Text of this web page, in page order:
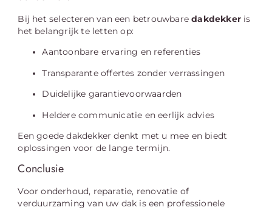
Bij het selecteren van een betrouwbaredakdekker is
het belangrijk te letten op:
Aantoonbare ervaring en referenties
Transparante offertes zonder verrassingen
Duidelijke garantievoorwaarden
Heldere communicatie en eerlijk advies
Een goede dakdekker denkt met u mee en biedt
oplossingen voor de lange termijn.
Conclusie
Voor onderhoud, reparatie, renovatie of
verduurzaming van uw dak is een professionele